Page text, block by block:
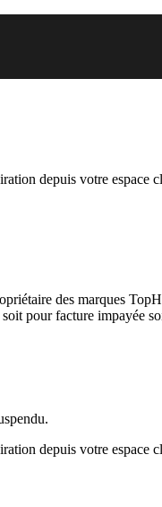
depuis votre
des marques
pour facture impayée
depuis votre espace